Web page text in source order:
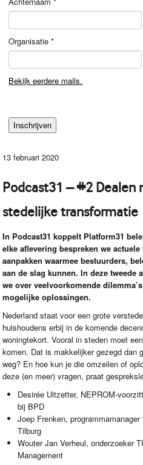
Organisatie*
Bekijk eerdere mails.
13 februari 2020
Podcast31 – #2 Dealen
stedelijke transformatie
In Podcast31 koppelt Platform31
elke aflevering bespreken we
aanpakken waarmee bestuurders,
aan de slag kunnen. In deze tweede
we over veelvoorkomende
mogelijke oplossingen.
Nederland staat voor een grote
huishoudens erbij in de komende
woningtekort. Vooral in steden moet
komen. Dat is makkelijker gezegd dan
weg? En hoe kun je die omzeilen of
deze (en meer) vragen, praat
Desirée Uitzetter, NEPROM-
bij BPD
Joep Frenken,
Tilburg
Wouter Jan Verheul, onderzoeker
Management